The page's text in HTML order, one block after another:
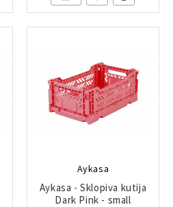
Aykasa
Aykasa - Sklopiva kutija
Dark Pink - small